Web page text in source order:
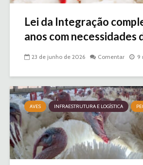
Lei da Integração
anos com necessidades
23 de junho de 2026 Comentar 9
AVES INFRAESTRUTURA E LOGÍSTICA